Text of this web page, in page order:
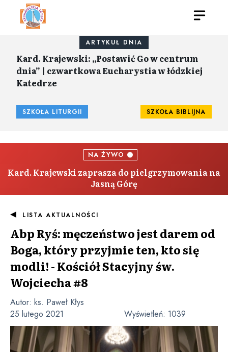
ARTYKUŁ DNIA
Kard. Krajewski: „Postawić Go w centrum
dnia” | czwartkowa Eucharystia w łódzkiej
Katedrze
SZKOŁA LITURGII SZKOŁA BIBLIJNA
NA ŻYWO
Kard. Krajewski zaprasza do pielgrzymowania na
Jasną Górę
LISTA AKTUALNOŚCI
Abp Ryś: męczeństwo jest darem od
Boga, który przyjmie ten, kto się
modli! - Kościół Stacyjny św.
Wojciecha #8
Autor: ks. Paweł Kłys
25 lutego 2021
Wyświetleń: 1039